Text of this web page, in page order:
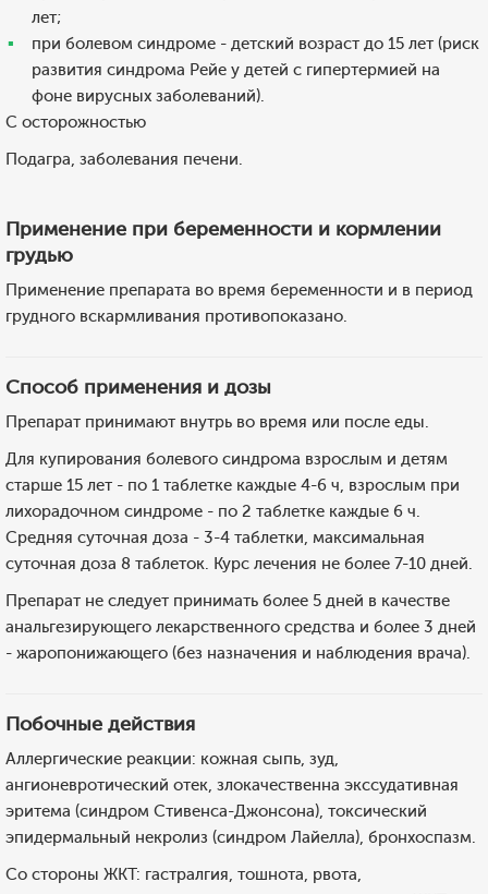
лет;
при болевом синдроме - детский возраст до 15 лет (риск
развития синдрома Рейе у детей с гипертермией на
фоне вирусных заболеваний).
С осторожностью
Подагра, заболевания печени.
Применение при беременности и кормлении
грудью
Применение препарата во время беременности и в период
грудного вскармливания противопоказано.
Способ применения и дозы
Препарат принимают внутрь во время или после еды.
Для купирования болевого синдрома взрослым и детям
старше 15 лет - по 1 таблетке каждые 4-6 ч, взрослым при
лихорадочном синдроме - по 2 таблетке каждые 6 ч.
Средняя суточная доза - 3-4 таблетки, максимальная
суточная доза 8 таблеток. Курс лечения не более 7-10 дней.
Препарат не следует принимать более 5 дней в качестве
анальгезирующего лекарственного средства и более 3 дней
- жаропонижающего (без назначения и наблюдения врача).
Побочные действия
Аллергические реакции: кожная сыпь, зуд,
ангионевротический отек, злокачественна экссудативная
эритема (синдром Стивенса-Джонсона), токсический
эпидермальный некролиз (синдром Лайелла), бронхоспазм.
Со стороны ЖКТ: гастралгия, тошнота, рвота,